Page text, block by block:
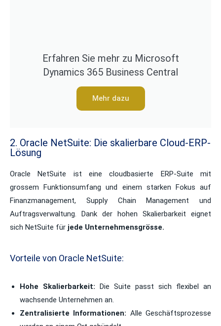
Erfahren Sie mehr zu Microsoft
Dynamics 365 Business Central
Mehr dazu
2. Oracle NetSuite: Die skalierbare Cloud-ERP-
Lösung
Oracle NetSuite ist eine cloudbasierte ERP-Suite mit
grossem Funktionsumfang und einem starken Fokus auf
Finanzmanagement, Supply Chain Management und
Auftragsverwaltung.
Dank der hohen Skalierbarkeit eignet
sich NetSuite für jede Unternehmensgrösse.
Vorteile von Oracle NetSuite:
Hohe Skalierbarkeit: Die Suite passt sich flexibel an
wachsende Unternehmen an.
Zentralisierte Informationen: Alle Geschäftsprozesse